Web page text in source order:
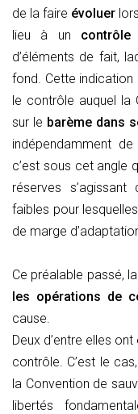
de la faire évoluer
lieu à un contrôle
d’éléments de fait,
fond. Cette indication
le contrôle auquel la
sur le barème dans
indépendamment
c’est sous cet angle
réserves
faibles pour
de marge
Ce préalable passé,
les opérations de
cause.
Deux d’entre elles
contrôle. C’est le
la Convention de
libertés